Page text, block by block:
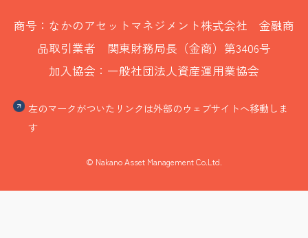
商号：なかのアセットマネジメント株式会社 金融商
品取引業者 関東財務局長（金商）第3406号
加入協会：一般社団法人資産運用業協会
左のマークがついたリンクは外部のウェブサイトへ移動しま
す
© Nakano Asset Management Co.Ltd.